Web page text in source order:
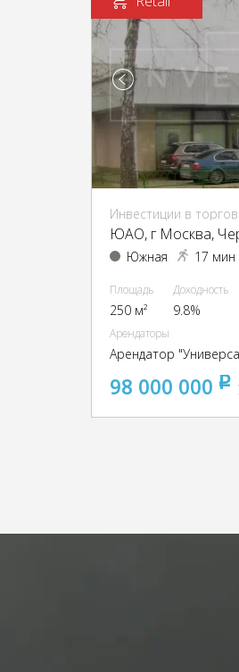
Инвестиции в
Южная 17 мин
Площадь
250 м²
Доходность
9.8%
Арендаторы
Арендатор
98 000 000